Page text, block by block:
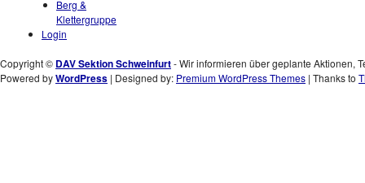
Berg &
Klettergruppe
Login
Copyright © DAV Sektion Schweinfurt- Wir informieren über geplante Aktionen,
Powered byWordPress | Designed by: Premium WordPress Themes | Thanks to